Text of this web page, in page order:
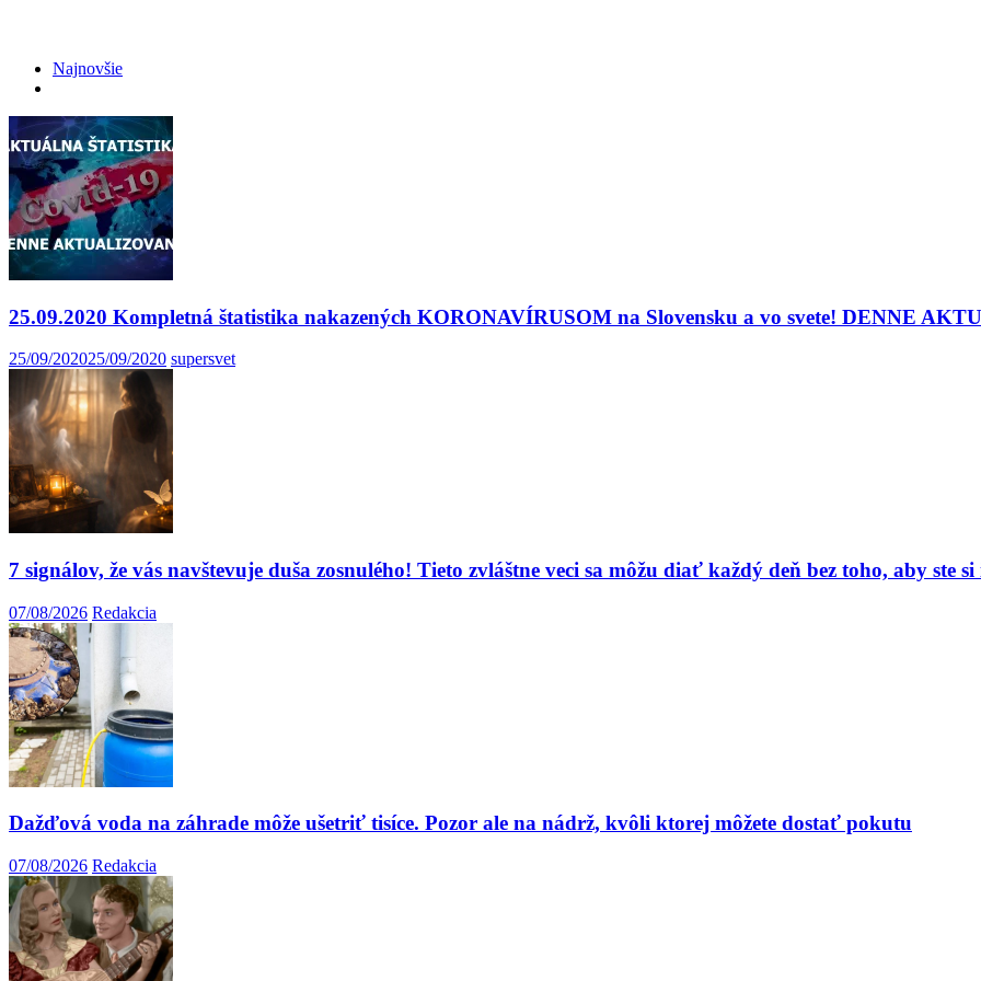
Najnovšie
25.09.2020 Kompletná štatistika nakazených KORONAVÍRUSOM na Slovensku a vo svete! DENNE
25/09/202025/09/2020 supersvet
7 signálov, že vás navštevuje duša zosnulého! Tieto zvláštne veci sa môžu diať každý deň bez toho, aby ste
07/08/2026 Redakcia
Dažďová voda na záhrade môže ušetriť tisíce. Pozor ale na nádrž, kvôli ktorej môžete dostať pokutu
07/08/2026 Redakcia